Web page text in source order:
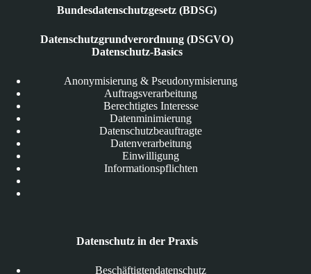
Bundesdatenschutzgesetz (BDSG)
Datenschutzgrundverordnung (DSGVO)
Datenschutz-Basics
Anonymisierung & Pseudonymisierung
Auftragsverarbeitung
Berechtigtes Interesse
Datenminimierung
Datenschutzbeauftragte
Datenverarbeitung
Einwilligung
Informationspflichten
Datenschutz in der Praxis
Beschäftigtendatenschutz